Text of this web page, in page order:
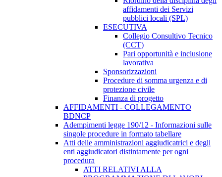
affidamenti dei Servizi
pubblici locali (SPL)
ESECUTIVA
Collegio Consultivo Tecnico
(CCT)
Pari opportunità e inclusione
lavorativa
Sponsorizzazioni
Procedure di somma urgenza e di
protezione civile
Finanza di progetto
AFFIDAMENTI - COLLEGAMENTO
BDNCP
Adempimenti legge 190/12 - Informazioni sulle
singole procedure in formato tabellare
Atti delle amministrazioni aggiudicatrici e degli
enti aggiudicatori distintamente per ogni
procedura
ATTI RELATIVI ALLA